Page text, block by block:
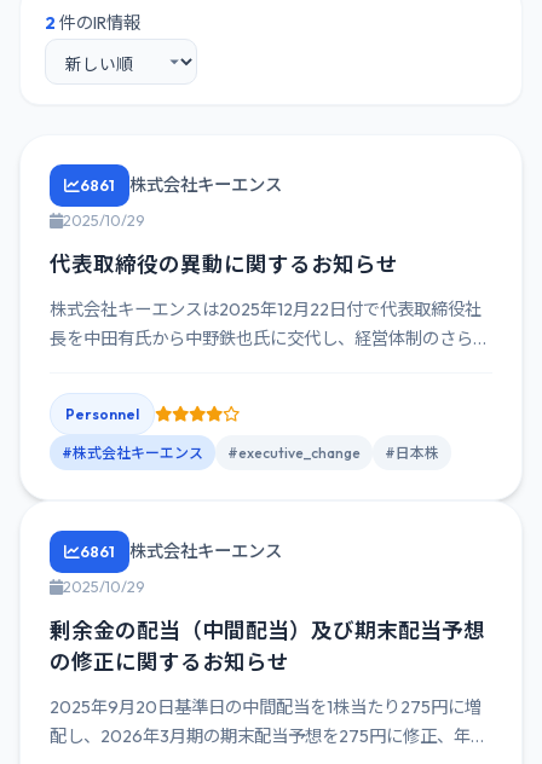
2 件のIR情報
6861 株式会社キーエンス
2025/10/29
代表取締役の異動に関するお知らせ
株式会社キーエンスは2025年12月22日付で代表取締役社
長を中田有氏から中野鉄也氏に交代し、経営体制のさらな
Personnel
#株式会社キーエンス #executive_change #日本株
6861 株式会社キーエンス
2025/10/29
剰余金の配当（中間配当）及び期末配当予想
の修正に関するお知らせ
2025年9月20日基準日の中間配当を1株当たり275円に増
配し、2026年3月期の期末配当予想を275円に修正、年間